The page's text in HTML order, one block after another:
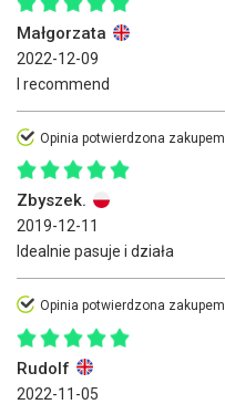
Małgorzata
2022-12-09
I recommend
Opinia potwierdzona zakupem
Zbyszek.
2019-12-11
Idealnie pasuje i działa
Opinia potwierdzona zakupem
Rudolf
2022-11-05